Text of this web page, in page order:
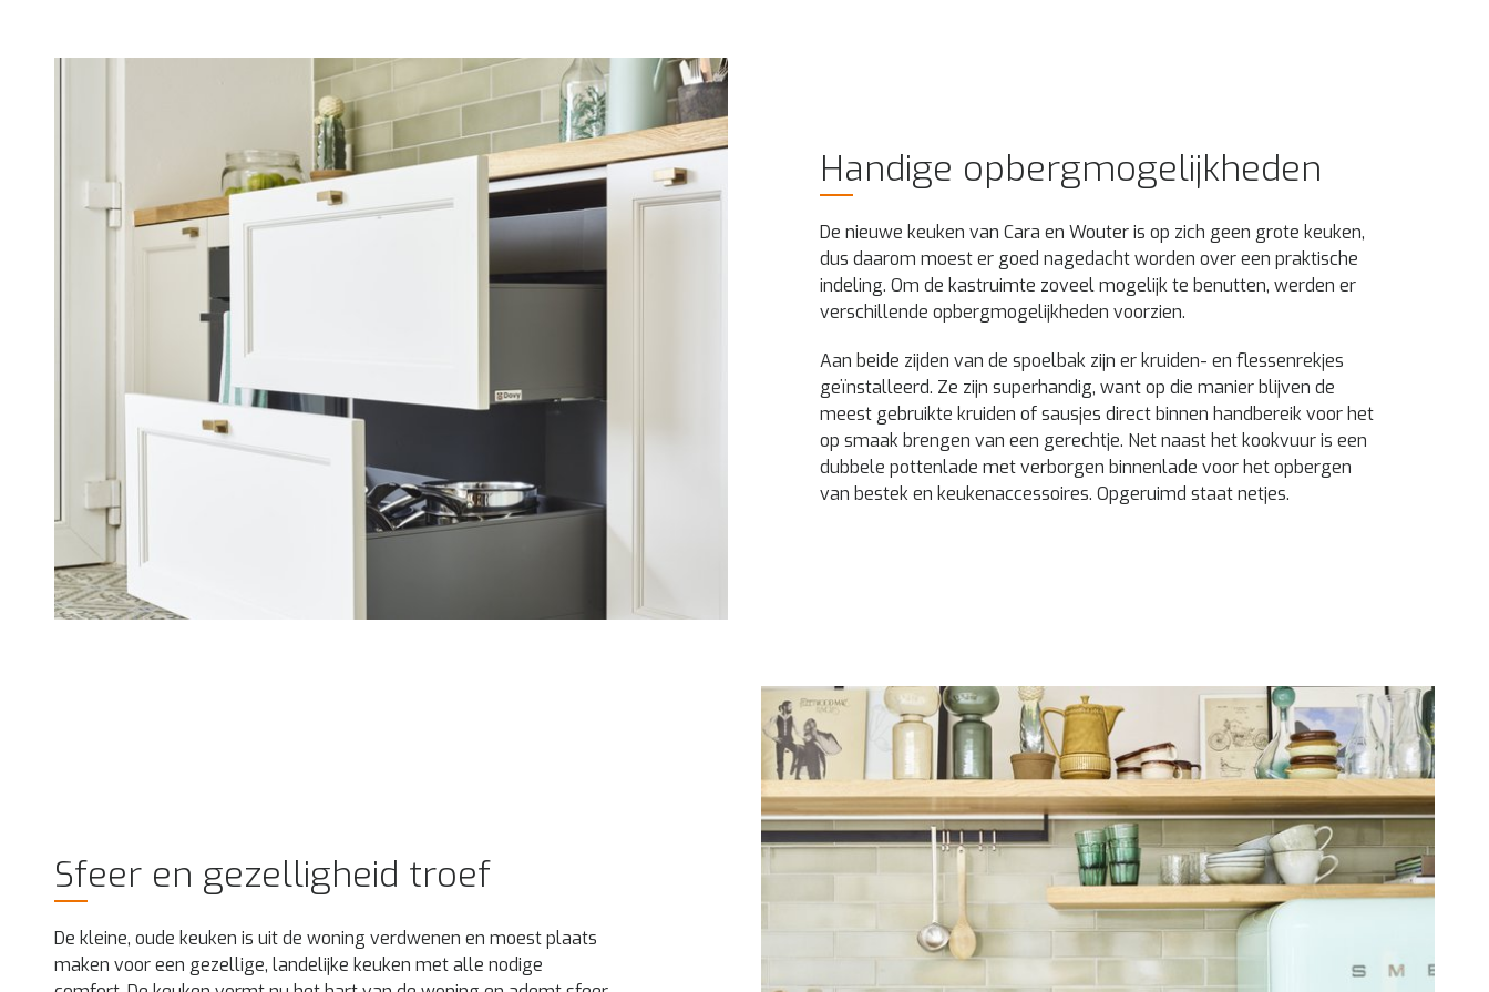
Handige opbergmogelijkheden
De nieuwe keuken van Cara en Wouter is op zich geen grote keuken,
dus daarom moest er goed nagedacht worden over een praktische
indeling. Om de kastruimte zoveel mogelijk te benutten, werden er
verschillende opbergmogelijkheden voorzien.
Aan beide zijden van de spoelbak zijn er kruiden- en flessenrekjes
geïnstalleerd. Ze zijn superhandig, want op die manier blijven de
meest gebruikte kruiden of sausjes direct binnen handbereik voor het
op smaak brengen van een gerechtje. Net naast het kookvuur is een
dubbele pottenlade met verborgen binnenlade voor het opbergen
van bestek en keukenaccessoires. Opgeruimd staat netjes.
Sfeer en gezelligheid troef
De kleine, oude keuken is uit de woning verdwenen en moest plaats
maken voor een gezellige, landelijke keuken met alle nodige